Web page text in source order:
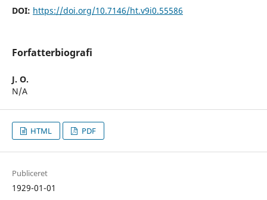
DOI: https://doi.org/10.7146/ht.v9i0.55586
Forfatterbiografi
J. O.
N/A
HTML PDF
Publiceret
1929-01-01